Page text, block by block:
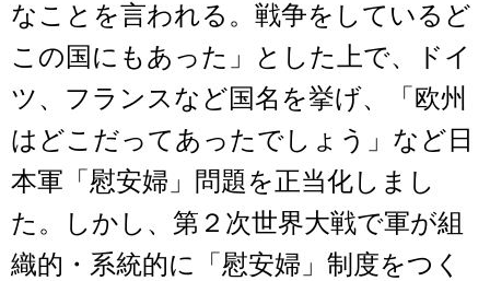
なことを言われる。戦争をしているど
この国にもあった」とした上で、ドイ
ツ、フランスなど国名を挙げ、「欧州
はどこだってあったでしょう」など日
本軍「慰安婦」問題を正当化しまし
た。しかし、第２次世界大戦で軍が組
織的・系統的に「慰安婦」制度をつく